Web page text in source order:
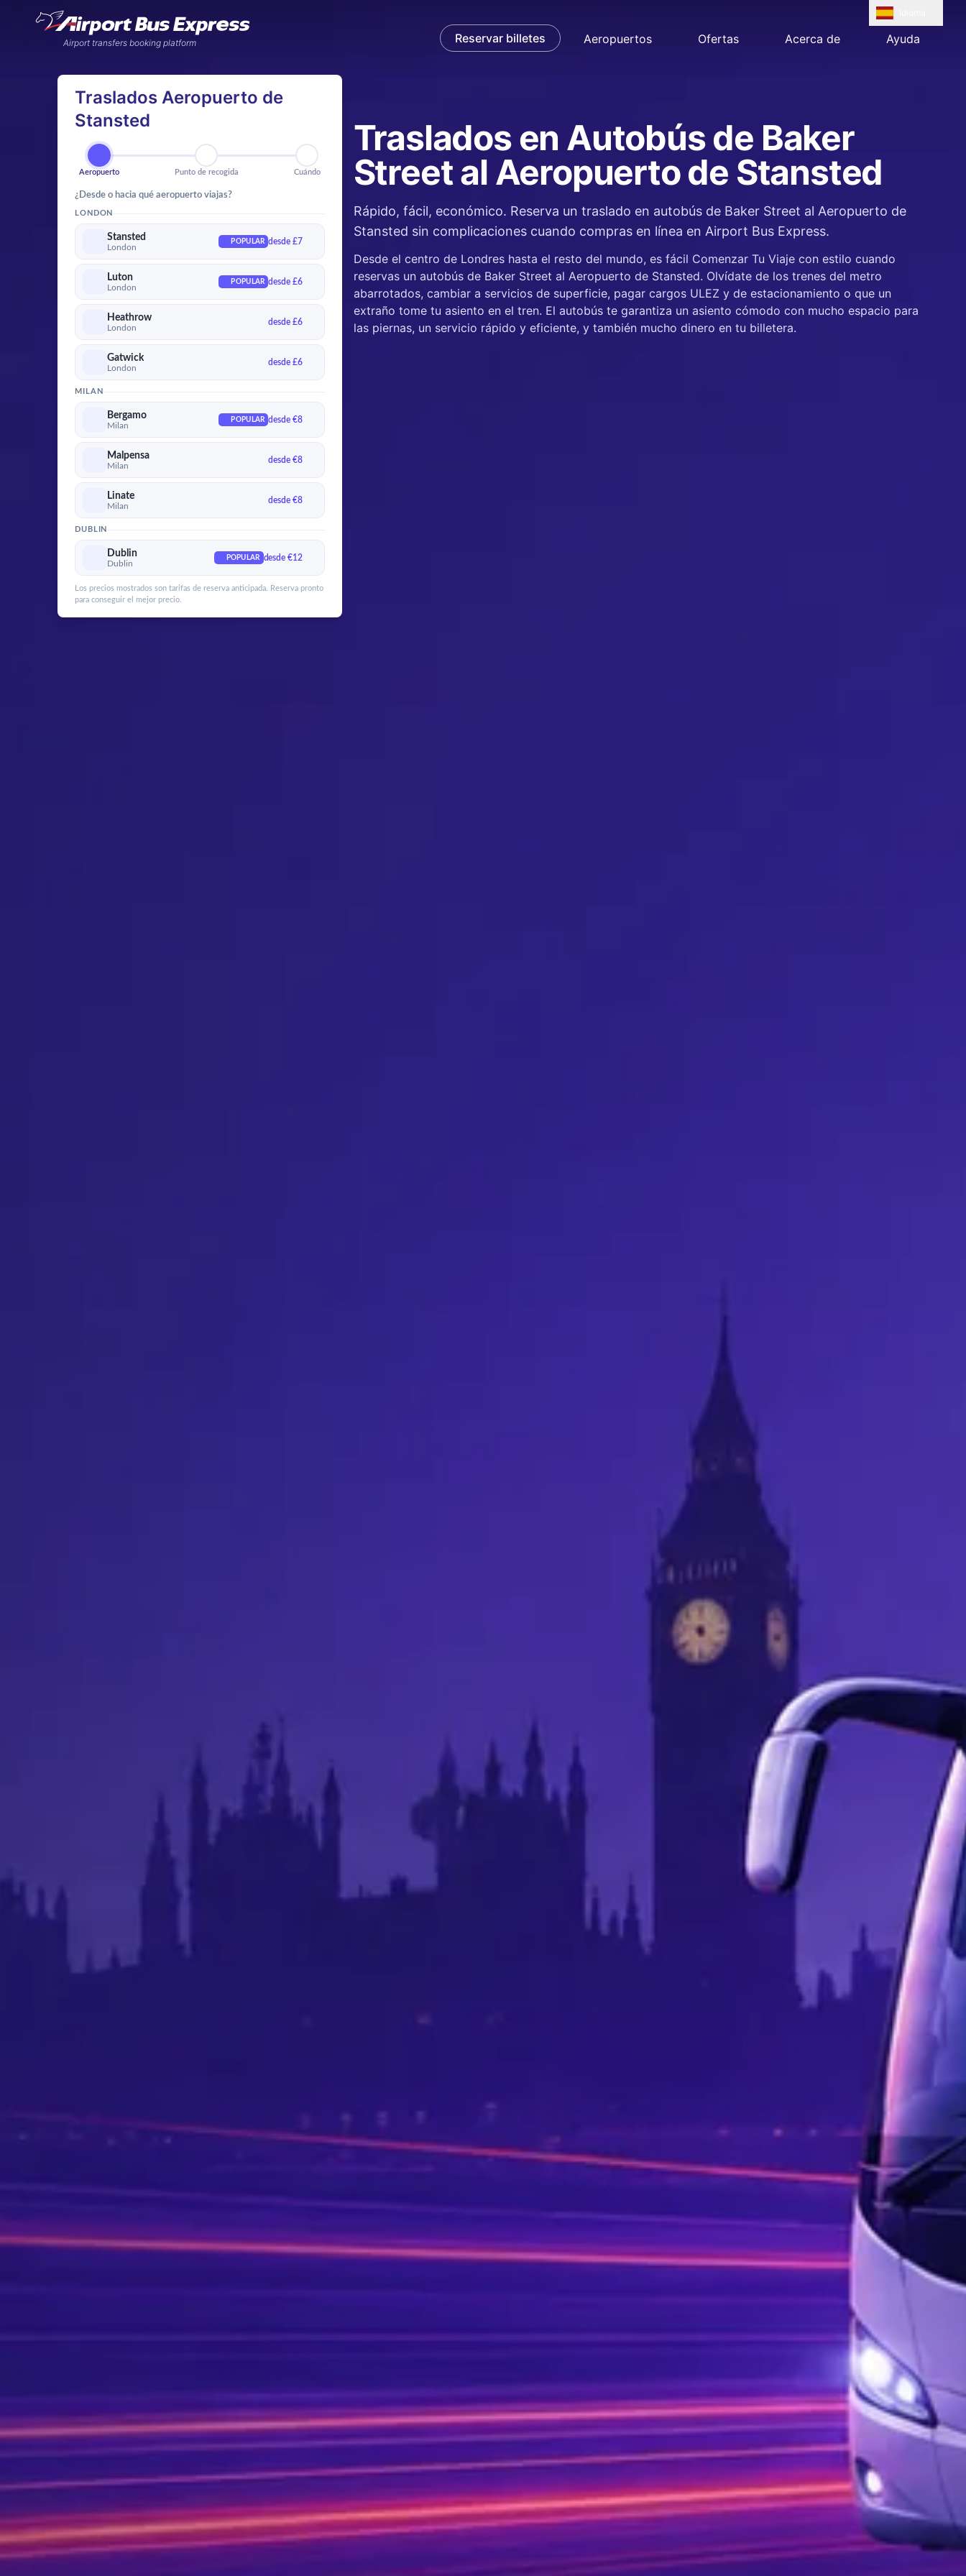
Airport transfers booking platform Reservar billetes Aeropuertos Ofertas Acerca de Ayuda
Traslados Aeropuerto de
Stansted
Aeropuerto
Aeropuerto
Punto de recogida
Punto de recogida
Cuándo
Cuándo
¿Desde o hacia qué aeropuerto viajas?
LONDON
Stansted
London
POPULAR desde £7
Luton
London
POPULAR desde £6
Heathrow
London
desde £6
Gatwick
London
desde £6
MILAN
Bergamo
Milan
POPULAR desde €8
Malpensa
Milan
desde €8
Linate
Milan
desde €8
DUBLIN
Dublin
Dublin
POPULAR desde €12
Los precios mostrados son tarifas de reserva anticipada. Reserva pronto
para conseguir el mejor precio.
Traslados en Autobús de Baker
Street al Aeropuerto de Stansted
Rápido, fácil, económico. Reserva un traslado en autobús de Baker Street al Aeropuerto de
Stansted sin complicaciones cuando compras en línea en Airport Bus Express.
Desde el centro de Londres hasta el resto del mundo, es fácil Comenzar Tu Viaje con estilo cuando
reservas un autobús de Baker Street al Aeropuerto de Stansted. Olvídate de los trenes del metro
abarrotados, cambiar a servicios de superficie, pagar cargos ULEZ y de estacionamiento o que un
extraño tome tu asiento en el tren. El autobús te garantiza un asiento cómodo con mucho espacio para
las piernas, un servicio rápido y eficiente, y también mucho dinero en tu billetera.